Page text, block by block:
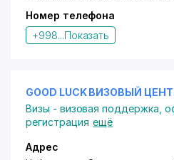
Номер телефона
+998...Показать
GOOD LUCK ВИЗОВЫЙ
Визы - визовая поддержка,
регистрация ещё
Адрес